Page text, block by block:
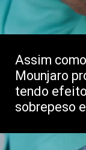
Assim
Mounjaro
tendo
sobrepeso